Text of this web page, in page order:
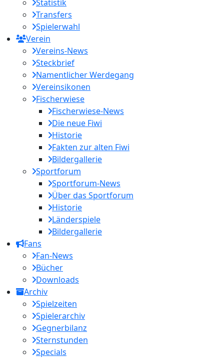
Statistik
Transfers
Spielerwahl
Verein
Vereins-News
Steckbrief
Namentlicher Werdegang
Vereinsikonen
Fischerwiese
Fischerwiese-News
Die neue Fiwi
Historie
Fakten zur alten Fiwi
Bildergallerie
Sportforum
Sportforum-News
Über das Sportforum
Historie
Länderspiele
Bildergallerie
Fans
Fan-News
Bücher
Downloads
Archiv
Spielzeiten
Spielerarchiv
Gegnerbilanz
Sternstunden
Specials